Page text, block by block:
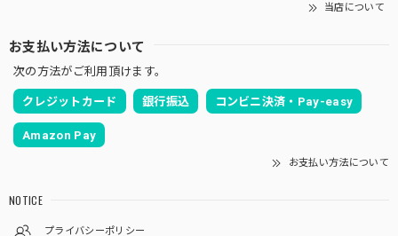
当店について
お支払い方法について
次の方法がご利用頂けます。
クレジットカード 銀行振込 コンビニ決済・Pay-easy
Amazon Pay
お支払い方法について
NOTICE
プライバシーポリシー